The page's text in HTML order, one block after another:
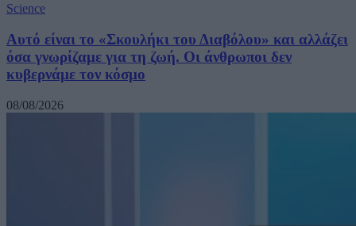
Science
Αυτό είναι το «Σκουλήκι του Διαβόλου» και αλλάζει
όσα γνωρίζαμε για τη ζωή. Οι άνθρωποι δεν
κυβερνάμε τον κόσμο
08/08/2026